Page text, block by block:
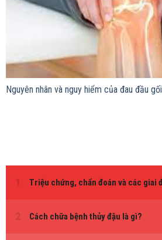
Nguyên nhân và nguy hiểm của đau đầu gối